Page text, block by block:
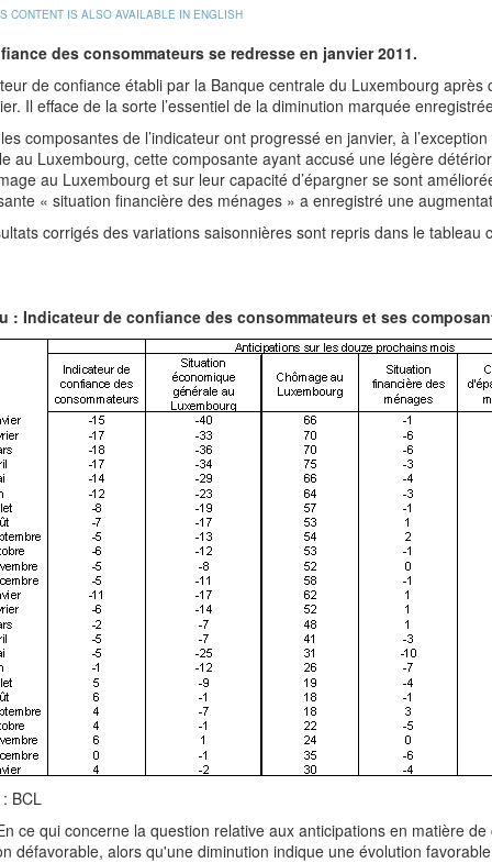
CONTENT IS ALSO AVAILABLE IN ENGLISH
des consommateurs se redresse en janvier 2011.
de confiance établi par la Banque centrale du Luxembourg
Il efface de la sorte l’essentiel de la diminution marquée
composantes de l’indicateur ont progressé en janvier, à
au Luxembourg, cette composante ayant accusé une légère
au Luxembourg et sur leur capacité d’épargner se sont
« situation financière des ménages » a enregistré une
corrigés des variations saisonnières sont repris dans le tableau
: Indicateur de confiance des consommateurs et ses
BCL
ce qui concerne la question relative aux anticipations en matière
défavorable, alors qu'une diminution indique une évolution